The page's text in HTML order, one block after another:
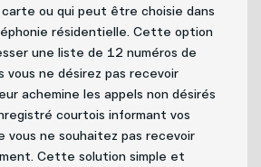
Mobilité
Capsules vidéos
de bénévolat
Carrières
Nous joindre
ou qui peut être choisie dans
résidentielle. Cette option
une liste de 12 numéros de
vous ne désirez pas recevoir
achemine les appels non désirés
courtois informant vos
vous ne souhaitez pas recevoir
Cette solution simple et